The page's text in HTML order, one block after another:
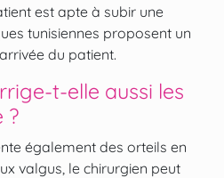
est apte à subir une
tunisiennes proposent un
du patient.
t-elle aussi les
?
également des orteils en
valgus, le chirurgien peut